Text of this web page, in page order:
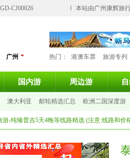
CJ00026 本站由广州康辉旅
广州 热门： 港澳车票 旅游专列
国内游 周边游
澳大利亚 邮轮精选汇总 欧洲二国深度游
游-纯臻普吉5天4晚等线路精选 (注意:线路和